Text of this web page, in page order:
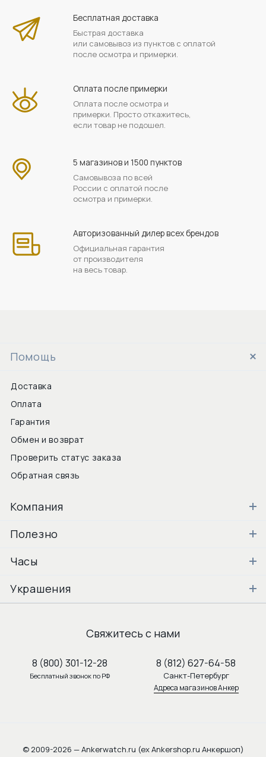
Бесплатная доставка
Быстрая доставка
или самовывоз из пунктов с оплатой
после осмотра и примерки.
Оплата после примерки
Оплата после осмотра и
примерки. Просто откажитесь,
если товар не подошел.
5 магазинов и 1500 пунктов
Самовывоза по всей
России с оплатой после
осмотра и примерки.
Авторизованный дилер всех брендов
Официальная гарантия
от производителя
на весь товар.
Помощь
Доставка
Оплата
Гарантия
Обмен и возврат
Проверить статус заказа
Обратная связь
Компания
Полезно
Часы
Украшения
Свяжитесь с нами
8 (800) 301-12-28
Бесплатный звонок по РФ
8 (812) 627-64-58
Санкт-Петербург
Адреса магазинов Анкер
© 2009-2026 — Ankerwatch.ru (ex Ankershop.ru Анкершоп)